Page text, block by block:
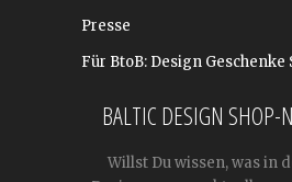
Presse
Für BtoB: Design Geschenke
BALTIC DESIGN SHOP-
Willst Du wissen, was in